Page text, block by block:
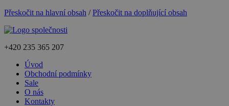
Přeskočit na hlavní obsah /Přeskočit na doplňující obsah
+420 235 365 207
Úvod
Obchodní podmínky
Sale
O nás
Kontakty